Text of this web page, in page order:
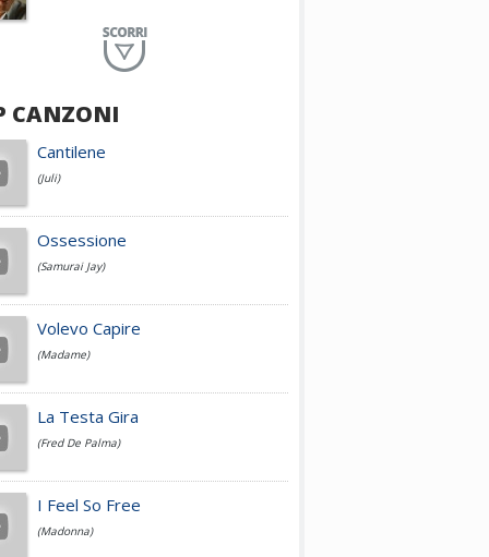
Planet Funk
Achille Lauro
Cesare Cremonini
Jovanotti
Fedez
Simone Cristicchi
CANZONI
Cantilene
(Juli)
Ossessione
(Samurai Jay)
Volevo Capire
(Madame)
La Testa Gira
(Fred De Palma)
I Feel So Free
(Madonna)